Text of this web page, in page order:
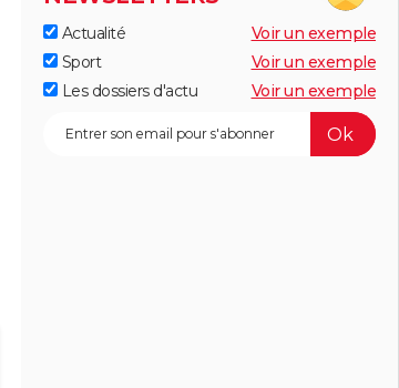
Actualité
Voir un exemple
Sport
Voir un exemple
Les dossiers d'actu
Voir un exemple